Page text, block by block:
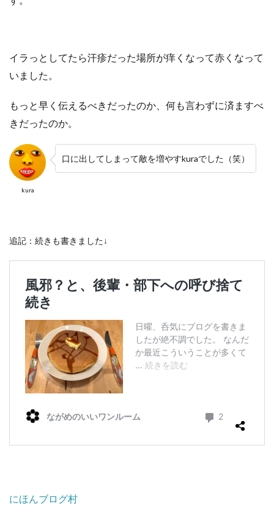
イラっとしてたら汗疹だった場所が痒くなって赤くなって
いました。
もっと早く伝えるべきだったのか、何も言わずに済ますべ
きだったのか。
kura
口に出してしまって敵を増やすkuraでした（笑）
追記：続きも書きました↓
にほんブログ村